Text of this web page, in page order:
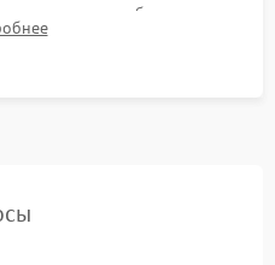
режима и стабильности
нагрузкой.